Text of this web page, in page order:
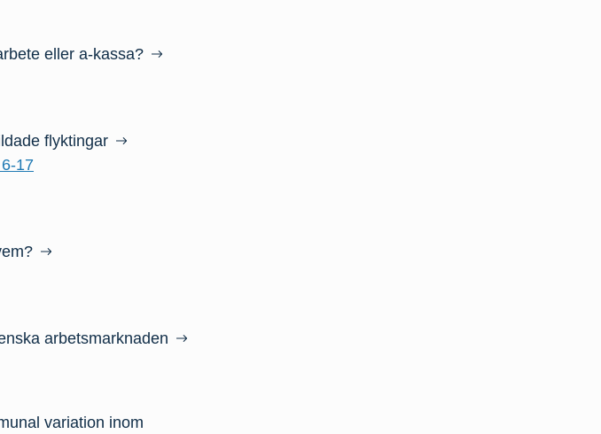
eller a-kassa?
flyktingar
17
arbetsmarknaden
variation inom